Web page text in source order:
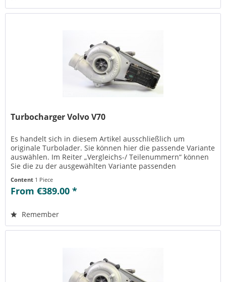
Turbocharger Volvo V70
Es handelt sich in diesem Artikel ausschließlich um
originale Turbolader. Sie können hier die passende Variante
auswählen. Im Reiter „Vergleichs-/ Teilenummern“ können
Sie die zu der ausgewählten Variante passenden
Content 1 Piece
From €389.00 *
Remember